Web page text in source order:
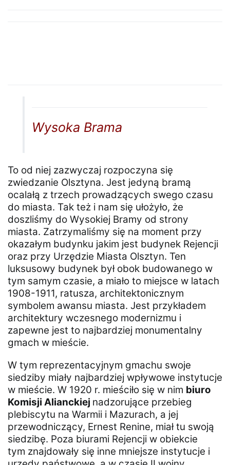
Wysoka Brama
To od niej zazwyczaj rozpoczyna się
zwiedzanie Olsztyna. Jest jedyną bramą
ocalałą z trzech prowadzących swego czasu
do miasta. Tak też i nam się ułożyło, że
doszliśmy do Wysokiej Bramy od strony
miasta. Zatrzymaliśmy się na moment przy
okazałym budynku jakim jest budynek Rejencji
oraz przy Urzędzie Miasta Olsztyn. Ten
luksusowy budynek był obok budowanego w
tym samym czasie, a miało to miejsce w latach
1908-1911, ratusza, architektonicznym
symbolem awansu miasta. Jest przykładem
architektury wczesnego modernizmu i
zapewne jest to najbardziej monumentalny
gmach w mieście.
W tym reprezentacyjnym gmachu swoje
siedziby miały najbardziej wpływowe instytucje
w mieście. W 1920 r. mieściło się w nim biuro
Komisji Alianckiej nadzorujące przebieg
plebiscytu na Warmii i Mazurach, a jej
przewodniczący, Ernest Renine, miał tu swoją
siedzibę. Poza biurami Rejencji w obiekcie
tym znajdowały się inne mniejsze instytucje i